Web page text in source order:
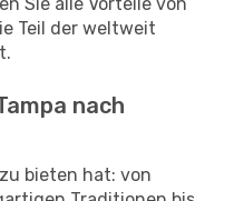
Teil der weltweit
nach
bieten hat: von